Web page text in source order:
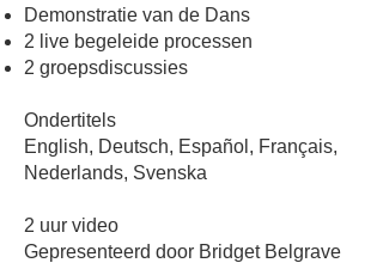
Demonstratie van de Dans
2 live begeleide processen
2 groepsdiscussies
Ondertitels
English, Deutsch, Español, Français,
Nederlands, Svenska
2 uur video
Gepresenteerd door Bridget Belgrave